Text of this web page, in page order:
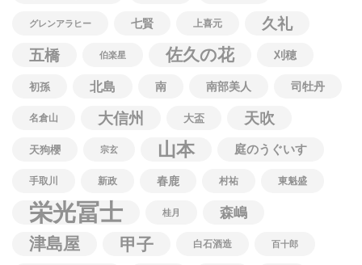
グレンアラヒー 七賢 上喜元
久礼
五橋
伯楽星 佐久の花 刈穂
初孫 北島 南 南部美人 司牡丹
名倉山 大信州 大盃 天吹
天狗櫻 宗玄 山本 庭のうぐいす
手取川 新政 春鹿 村祐 東魁盛
栄光冨士 桂月 森嶋
津島屋 甲子 白石酒造 百十郎